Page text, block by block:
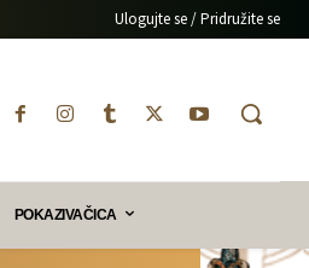
Ulogujte se / Pridružite se
POKAZIVAČICA